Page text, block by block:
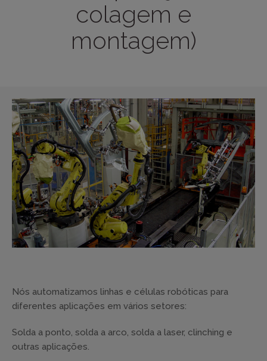
colagem e
montagem)
Nós automatizamos linhas e células robóticas para
diferentes aplicações em vários setores:
Solda a ponto, solda a arco, solda a laser, clinching e
outras aplicações.